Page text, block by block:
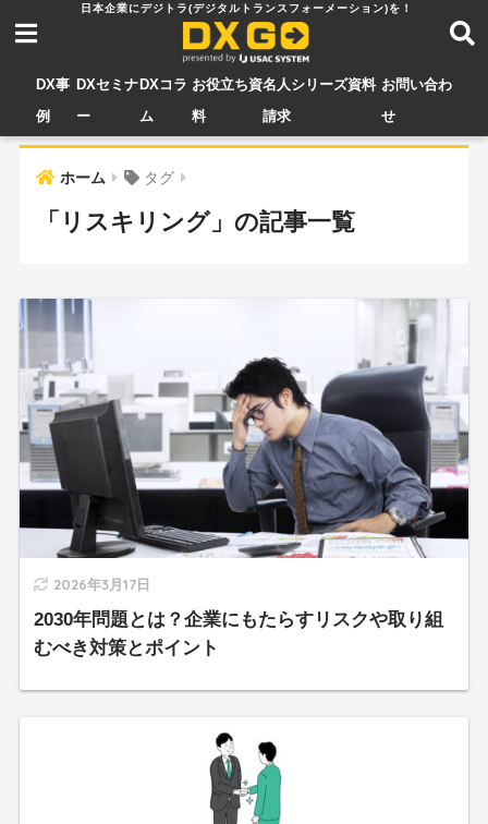
DX事
例
DXセミナ
ー
DXコラ
ム
お役立ち資
料
名人シリーズ資料
請求
お問い合わ
せ
ホーム タグ
「リスキリング」の記事一覧
2026年3月17日
2030年問題とは？企業にもたらすリスクや取り組
むべき対策とポイント